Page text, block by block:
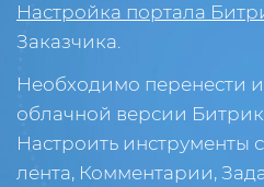
Настройка портала
Заказчика.
Необходимо перенести
облачной версии
Настроить инструменты
лента, Комментарии,